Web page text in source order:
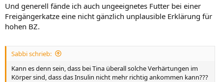
Und generell fände ich auch ungeeignetes Futter bei einer
Freigängerkatze eine nicht gänzlich unplausible Erklärung für
hohen BZ.
Sabbi schrieb:
Kann es denn sein, dass bei Tina überall solche Verhärtungen im
Körper sind, dass das Insulin nicht mehr richtig ankommen kann???